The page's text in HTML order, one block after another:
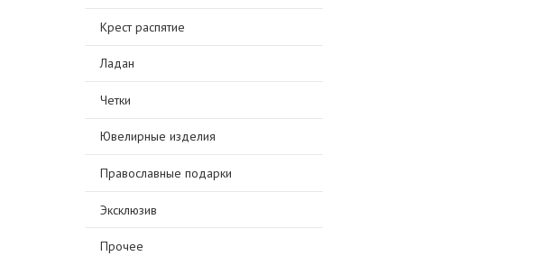
Крест распятие
Ладан
Четки
Ювелирные изделия
Православные подарки
Эксклюзив
Прочее